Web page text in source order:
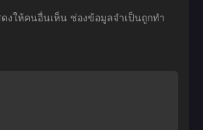
no
งให้คนอื่นเห็น ช่องข้อมูลจำเป็นถูกทำ